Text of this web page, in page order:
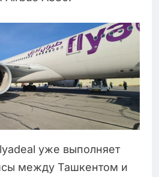
уже выполняет
между Ташкентом и